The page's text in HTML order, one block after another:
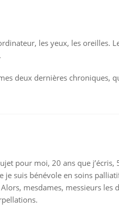
les yeux, les oreilles.
deux dernières chroniques,
pour moi, 20 ans que
suis bénévole en soins
mesdames, messieurs les